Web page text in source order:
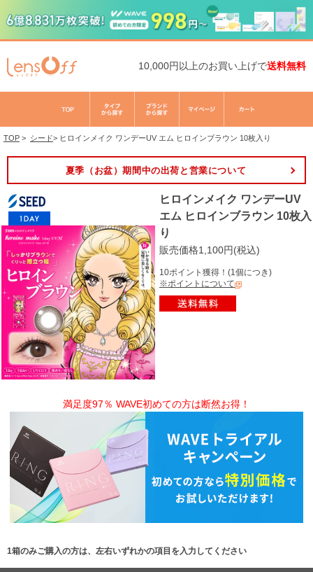
10,000円以上のお買い上げで送料無料
TOP > シード> ヒロインメイク ワンデーUV エム ヒロインブラウン 10枚入り
夏季（お盆）期間中の出荷と営業について
ヒロインメイク ワンデーUV
エム ヒロインブラウン 10枚入
り
販売価格1,100円(税込)
10ポイント獲得！(1個につき)
※ポイントについて
満足度97％ WAVE初めての方は断然お得！
1箱のみご購入の方は、左右いずれかの項目を入力してください